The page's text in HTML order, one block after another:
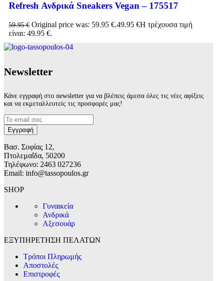
Refresh Ανδρικά Sneakers Vegan – 175517
59.95€ Original price was: 59.95 €.49.95 €Η τρέχουσα τιμή
είναι: 49.95 €.
Νewsletter
Κάνε εγγραφή στο newsletter για να βλέπεις άμεσα όλες τις νέες αφίξεις
και να εκμεταλλευτείς τις προσφορές μας!
Βασ. Σοφίας 12,
Πτολεμαΐδα, 50200
Τηλέφωνο: 2463 027236
Email: info@tassopoulos.gr
SHOP
Γυναικεία
Ανδρικά
Αξεσουάρ
ΕΞΥΠΗΡΕΤΗΣΗ ΠΕΛΑΤΩΝ
Τρόποι Πληρωμής
Αποστολές
Επιστροφές